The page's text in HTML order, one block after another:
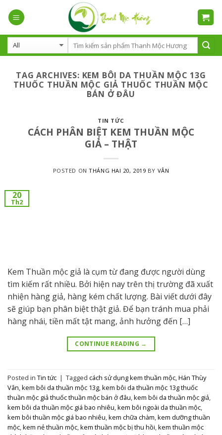
TAG ARCHIVES: KEM BÔI DA THUẦN MỘC 13G
THUỐC THUẦN MỘC GIẢ THUỐC THUẦN MỘC
BÁN Ở ĐÂU
TIN TỨC
CÁCH PHÂN BIỆT KEM THUẦN MỘC
GIẢ – THẬT
POSTED ONTHÁNG HAI 20, 2019 BY VÂN
20
Th2
Kem Thuần mộc giả là cụm từ đang được người dùng
tìm kiếm rất nhiều. Bởi hiện nay trên thị trường đã xuất
nhiện hàng giả, hàng kém chất lượng. Bài viết dưới đây
sẽ giúp bạn phân biệt thật giả. Để bạn tránh mua phải
hàng nhái, tiền mất tật mang, ảnh hưởng đến […]
CONTINUE READING →
Posted in Tin tức | Tagged cách sử dụng kem thuần mộc,Hán Thùy
Vân,kem bôi da thuần mộc 13g,kem bôi da thuần mộc 13g thuốc
thuần mộc giả thuốc thuần mộc bán ở đâu,kem bôi da thuần mộc giả,
kem bôi da thuần mộc giá bao nhiêu,kem bôi ngoài da thuần mộc,
kem bôi thuần mộc giá bao nhiêu,kem chữa chàm,kem dưỡng thuần
mộc,kem nẻ thuần mộc,kem thuần mộc bị thu hồi,kem thuần mộc